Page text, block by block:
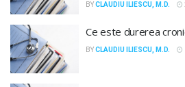
BYCLAUDIU ILIESCU, M.D.
Ce este durerea
BYCLAUDIU ILIESCU, M.D.